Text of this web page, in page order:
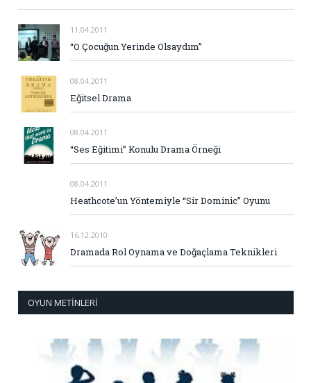
11.04.2011
“O Çocuğun Yerinde Olsaydım”
08.04.2011
Eğitsel Drama
08.04.2011
“Ses Eğitimi” Konulu Drama Örneği
08.04.2011
Heathcote’un Yöntemiyle “Sir Dominic” Oyunu
16.12.2010
Dramada Rol Oynama ve Doğaçlama Teknikleri
OYUN METINLERI